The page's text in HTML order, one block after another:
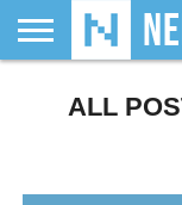
SIAMO
GIOCHI
GIOCHI
VIDEOGAMES
FILM
FUMETTI
& LIBRI
MAGIC:
THE
DUNGEONS
WRESTLING
NERDANDO
AWARDS
BOLLINI
ALL